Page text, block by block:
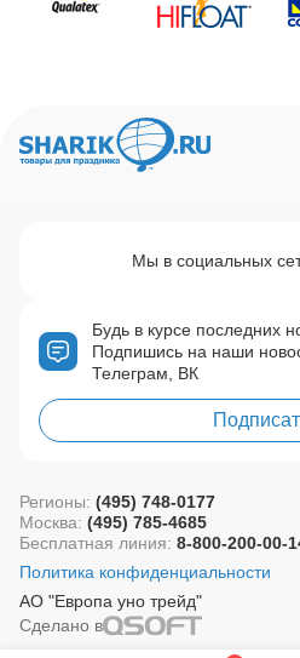
Будь в курсе последних
Подпишись на наши
Телеграм, ВК
Мы в социальных
АО "Европа уно трейд"
Регионы: (495) 748-0177
Москва: (495) 785-4685
Бесплатная линия: 8-800-200-00-
Политика конфиденциальности
Сделано в